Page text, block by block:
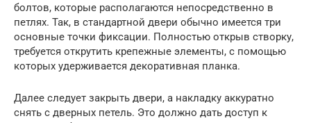
болтов, которые располагаются непосредственно в
петлях. Так, в стандартной двери обычно имеется три
основные точки фиксации. Полностью открыв створку,
требуется открутить крепежные элементы, с помощью
которых удерживается декоративная планка.
Далее следует закрыть двери, а накладку аккуратно
снять с дверных петель. Это должно дать доступ к